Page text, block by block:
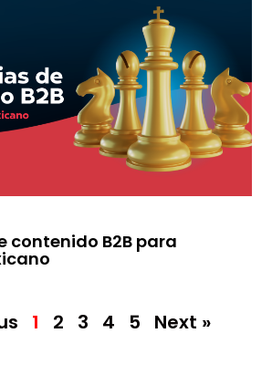
contenido B2B para
1 2 3 4 5 Next »